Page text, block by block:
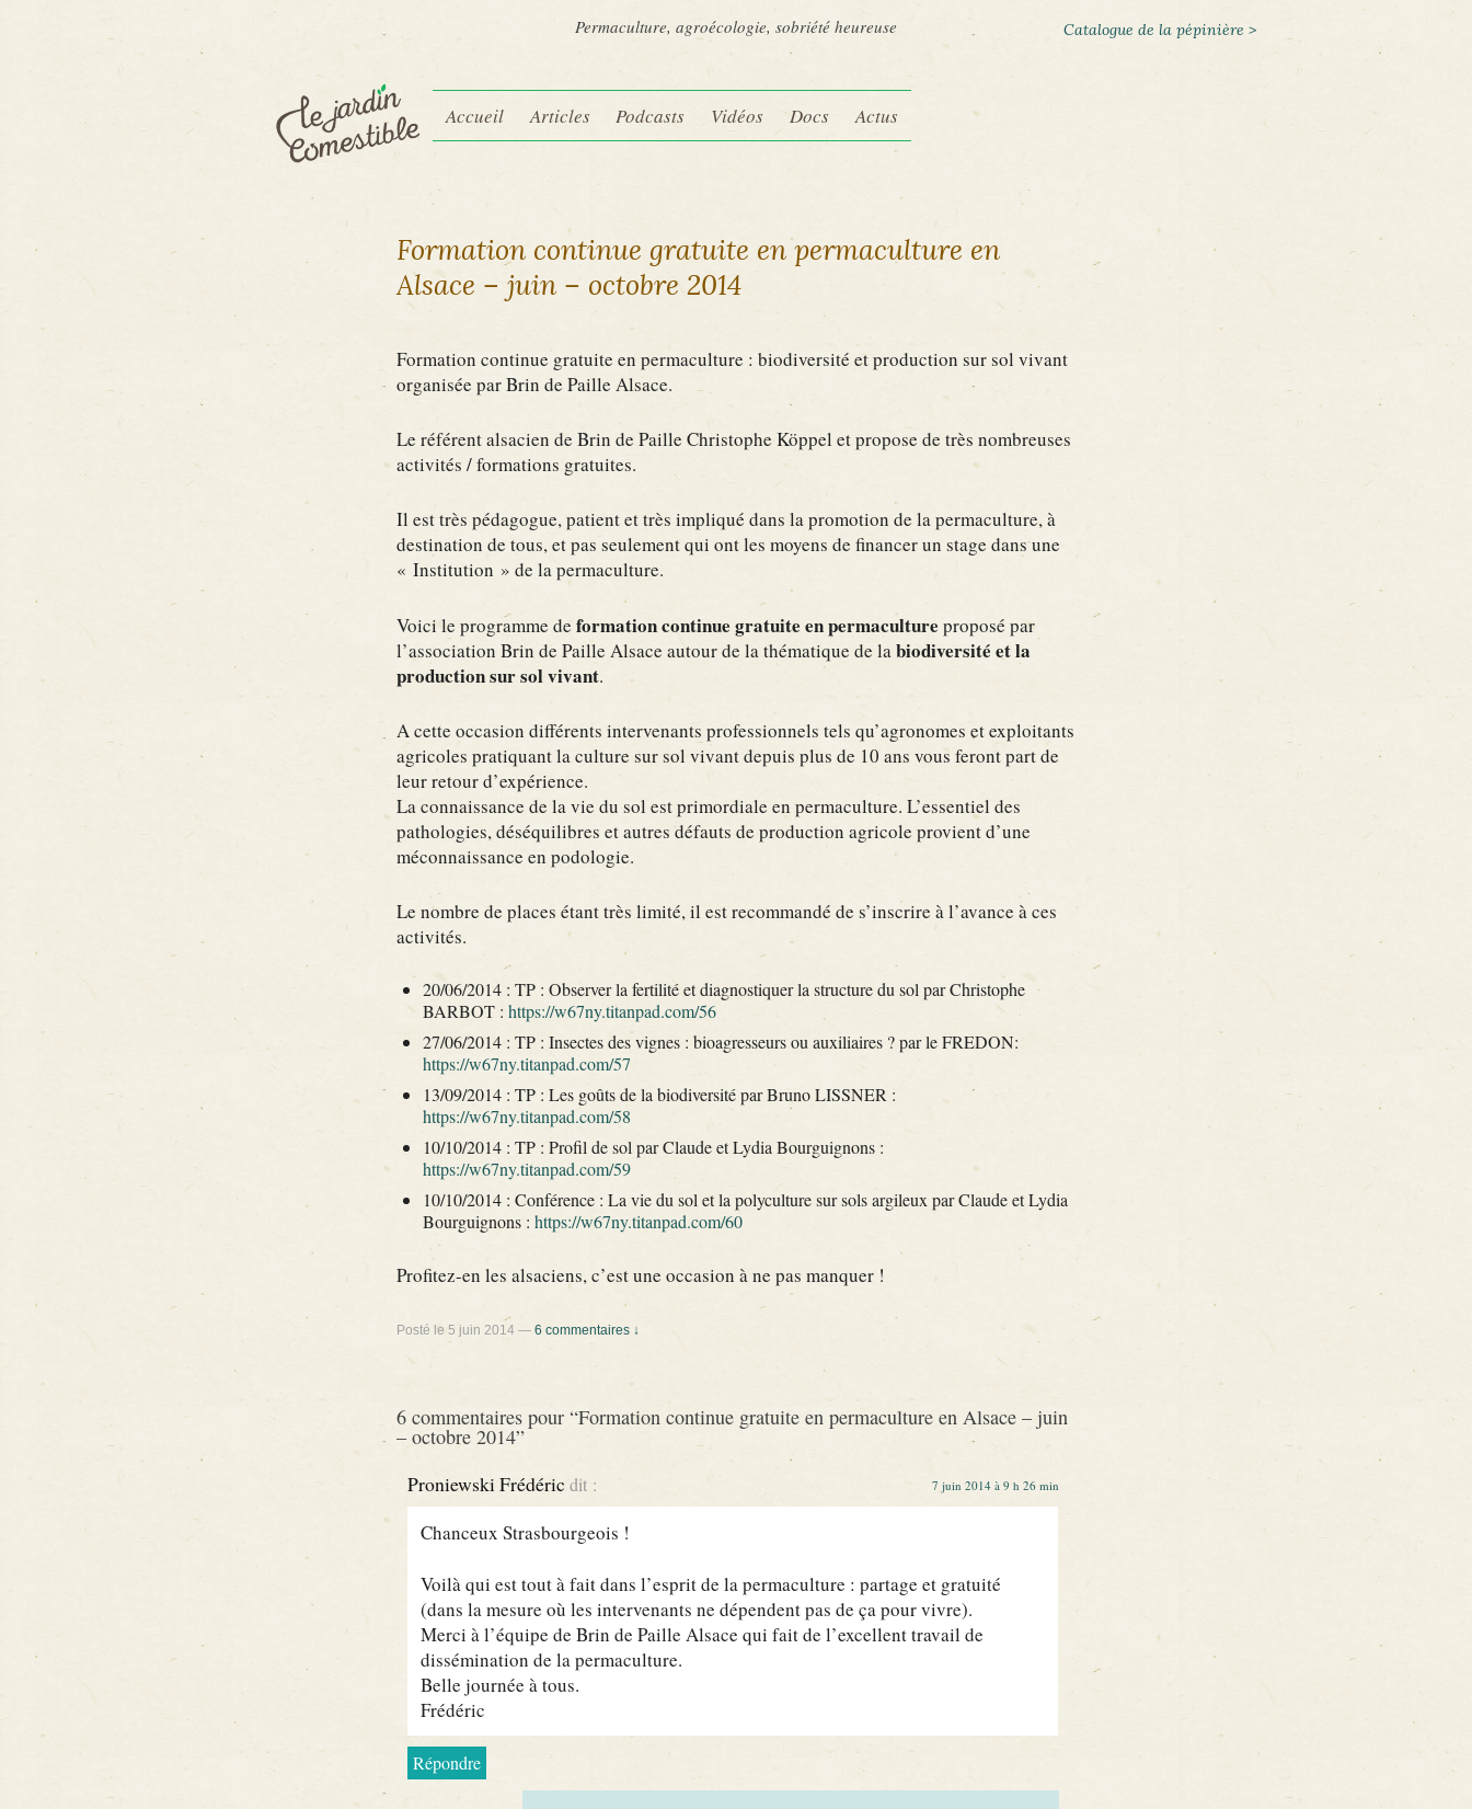
Permaculture, agroécologie, sobriété heureuse Catalogue de la pépinière >
Accueil Articles Podcasts Vidéos Docs Actus
Formation continue gratuite en permaculture en
Alsace – juin – octobre 2014
Formation continue gratuite en permaculture : biodiversité et production sur sol vivant
organisée par Brin de Paille Alsace.
Le référent alsacien de Brin de Paille Christophe Köppel et propose de très nombreuses
activités / formations gratuites.
Il est très pédagogue, patient et très impliqué dans la promotion de la permaculture, à
destination de tous, et pas seulement qui ont les moyens de financer un stage dans une
« Institution » de la permaculture.
Voici le programme de formation continue gratuite en permaculture proposé par
l’association Brin de Paille Alsace autour de la thématique de labiodiversité et la
production sur sol vivant.
A cette occasion différents intervenants professionnels tels qu’agronomes et exploitants
agricoles pratiquant la culture sur sol vivant depuis plus de 10 ans vous feront part de
leur retour d’expérience.
La connaissance de la vie du sol est primordiale en permaculture. L’essentiel des
pathologies, déséquilibres et autres défauts de production agricole provient d’une
méconnaissance en podologie.
Le nombre de places étant très limité, il est recommandé de s’inscrire à l’avance à ces
activités.
20/06/2014 : TP : Observer la fertilité et diagnostiquer la structure du sol par Christophe
BARBOT : https://w67ny.titanpad.com/56
27/06/2014 : TP : Insectes des vignes : bioagresseurs ou auxiliaires ? par le FREDON:
https://w67ny.titanpad.com/57
13/09/2014 : TP : Les goûts de la biodiversité par Bruno LISSNER :
https://w67ny.titanpad.com/58
10/10/2014 : TP : Profil de sol par Claude et Lydia Bourguignons :
https://w67ny.titanpad.com/59
10/10/2014 : Conférence : La vie du sol et la polyculture sur sols argileux par Claude et Lydia
Bourguignons : https://w67ny.titanpad.com/60
Profitez-en les alsaciens, c’est une occasion à ne pas manquer !
Posté le 5 juin 2014 — 6 commentaires ↓
6 commentaires pour “Formation continue gratuite en permaculture en Alsace – juin
– octobre 2014”
Proniewski Frédéric dit : 7 juin 2014 à 9 h 26 min
Chanceux Strasbourgeois !
Voilà qui est tout à fait dans l’esprit de la permaculture : partage et gratuité
(dans la mesure où les intervenants ne dépendent pas de ça pour vivre).
Merci à l’équipe de Brin de Paille Alsace qui fait de l’excellent travail de
dissémination de la permaculture.
Belle journée à tous.
Frédéric
Répondre